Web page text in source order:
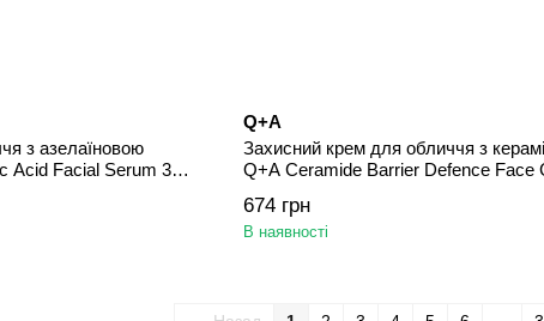
з азелаїновою
Acid Facial Serum 30
Q+A
Захисний крем для обличчя з
Q+A Ceramide Barrier Defence Face
674 грн
В наявності